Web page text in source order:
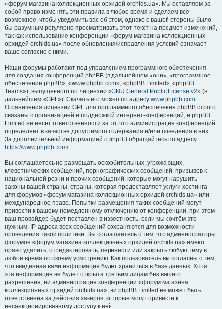
«форум магазина коллекционных орхидей orchids.ua». Мы оставляем за
собой право изменять эти правила в любое время и сделаем всё
возможное, чтобы уведомить вас об этом, однако с вашей стороны было
бы разумным регулярно просматривать этот текст на предмет изменений,
так как использование конференции «форум магазина коллекционных
орхидей orchids.ua» после обновления/исправления условий означает
ваше согласие с ними.
Наши форумы работают под управлением программного обеспечения
для создания конференций phpBB (в дальнейшем «они», «программное
обеспечение phpBB», «www.phpbb.com», «phpBB Limited», «phpBB
Teams»), выпущенного по лицензии «GNU General Public License v2» (в
дальнейшем «GPL»). Скачать его можно по адресу www.phpbb.com.
Ограничения лицензии GPL для программного обеспечения phpBB строго
связаны с организацией и поддержкой интернет-конференций, и phpBB
Limited не несёт ответственности за то, что администрация конференций
определяет в качестве допустимого содержания и/или поведения в них.
За дополнительной информацией о phpBB обращайтесь по адресу
https://www.phpbb.com/.
Вы соглашаетесь не размещать оскорбительных, угрожающих,
клеветнических сообщений, порнографических сообщений, призывов к
национальной розни и прочих сообщений, которые могут нарушить
законы вашей страны, страны, которая предоставляет услуги хостинга
для форумов «форум магазина коллекционных орхидей orchids.ua» или
международное право. Попытки размещения таких сообщений могут
привести к вашему немедленному отключению от конференции, при этом
ваш провайдер будет поставлен в известность, если мы сочтём это
нужным. IP-адреса всех сообщений сохраняются для возможности
проведения такой политики. Вы соглашаетесь с тем, что администраторы
форумов «форум магазина коллекционных орхидей orchids.ua» имеют
право удалить, отредактировать, перенести или закрыть любую тему в
любое время по своему усмотрению. Как пользователь вы согласны с тем,
что введённая вами информация будет храниться в базе данных. Хотя
эта информация не будет открыта третьим лицам без вашего
разрешения, ни администрация конференции «форум магазина
коллекционных орхидей orchids.ua», ни phpBB Limited не может быть
ответственна за действия хакеров, которые могут привести к
несанкционированному доступу к ней.